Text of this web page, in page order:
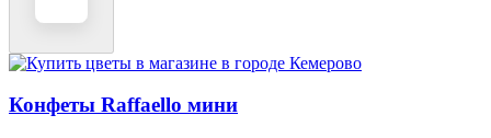
Конфеты Raffaello мини